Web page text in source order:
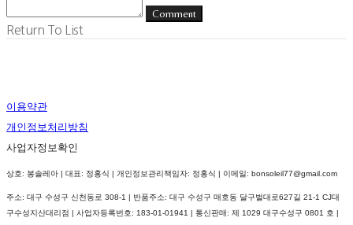
Comment
Return To List
이용약관
개인정보처리방침
사업자정보확인
상호: 봉솔레아 | 대표: 정홍식 | 개인정보관리책임자: 정홍식 | 이메일: bonsoleil77@gmail.com
주소: 대구 수성구 신천동로 308-1 | 반품주소: 대구 수성구 매호동 달구벌대로627길 21-1 CJ대
구수성지산대리점 | 사업자등록번호: 183-01-01941 | 통신판매: 제 1029 대구수성구 0801 호 |